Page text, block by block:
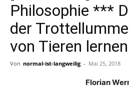
Philosophie ***
der
von Tieren
Von normal-ist-langweilig - Mai 25, 2018
Florian